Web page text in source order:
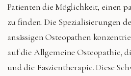
Patienten die Möglichkeit, einen
zu finden. Die Spezialisierungen
ansässigen Osteopathen
auf die Allgemeine Osteopathie,
und die Faszientherapie. Diese